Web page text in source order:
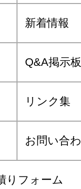
新着情報
Q&A掲示板
リンク集
お問い合
りフォーム